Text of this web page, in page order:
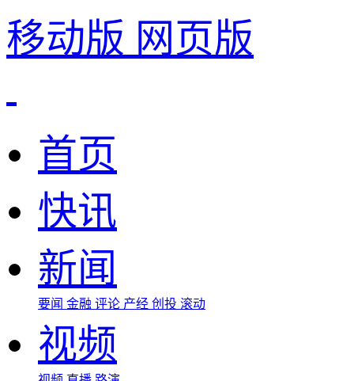
移动版 网页版
首页
快讯
新闻
要闻 金融 评论 产经 创投 滚动
视频